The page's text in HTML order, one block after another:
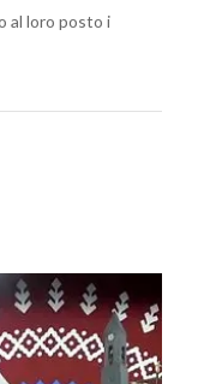
al loro posto i